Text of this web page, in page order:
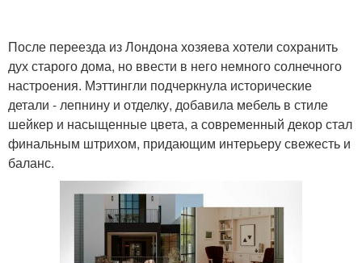
После переезда из Лондона хозяева хотели сохранить
дух старого дома, но ввести в него немного солнечного
настроения. Мэттингли подчеркнула исторические
детали - лепнину и отделку, добавила мебель в стиле
шейкер и насыщенные цвета, а современный декор стал
финальным штрихом, придающим интерьеру свежесть и
баланс.